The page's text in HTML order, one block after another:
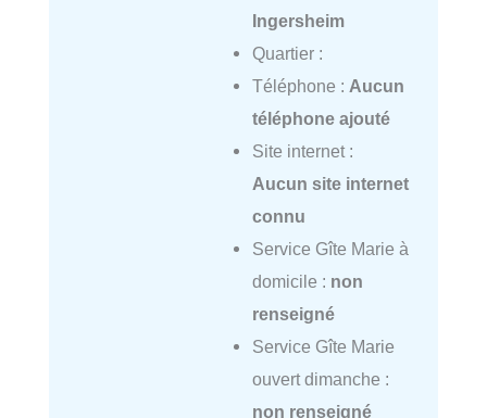
Ingersheim
Quartier :
Téléphone : Aucun
téléphone ajouté
Site internet :
Aucun site internet
connu
Service Gîte Marie à
domicile : non
renseigné
Service Gîte Marie
ouvert dimanche :
non renseigné